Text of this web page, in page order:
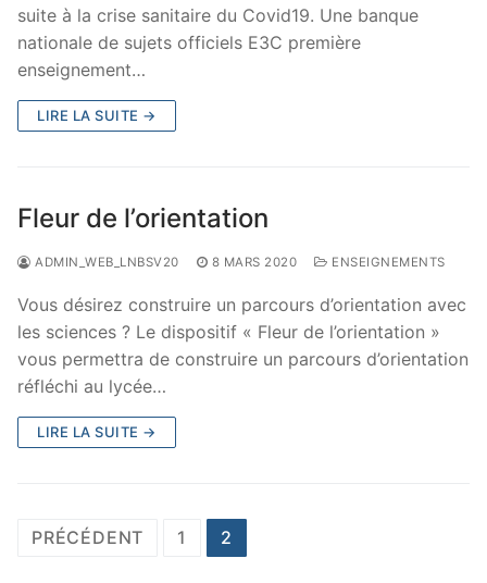
suite à la crise sanitaire du Covid19. Une banque
nationale de sujets officiels E3C première
enseignement…
LIRE LA SUITE →
Fleur de l’orientation
ADMIN_WEB_LNBSV20 8 MARS 2020 ENSEIGNEMENTS
Vous désirez construire un parcours d’orientation avec
les sciences ? Le dispositif « Fleur de l’orientation »
vous permettra de construire un parcours d’orientation
réfléchi au lycée…
LIRE LA SUITE →
Navigation
PRÉCÉDENT 1 2